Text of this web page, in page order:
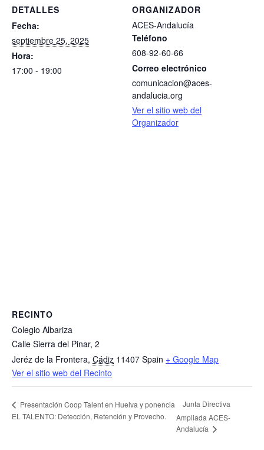
DETALLES
Fecha:
septiembre 25, 2025
Hora:
17:00 - 19:00
ORGANIZADOR
ACES-Andalucía
Teléfono
608-92-60-66
Correo electrónico
comunicacion@aces-
andalucia.org
Ver el sitio web del
Organizador
RECINTO
Colegio Albariza
Calle Sierra del Pinar, 2
Jeréz de la Frontera, Cádiz 11407 Spain + Google Map
Ver el sitio web del Recinto
Presentación Coop Talent en Huelva y ponencia
EL TALENTO: Detección, Retención y Provecho.
Junta Directiva
Ampliada ACES-
Andalucía